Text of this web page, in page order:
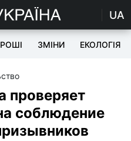
UA
ЗМІНИ ЕКОЛОГІЯ
проверяет
соблюдение